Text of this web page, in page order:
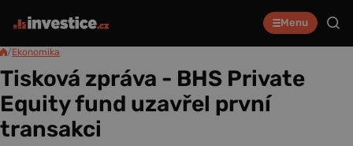
Menu
/Ekonomika
Tisková zpráva - BHS Private
Equity fund uzavřel první
transakci